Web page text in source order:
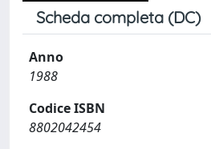
Scheda completa (DC)
Anno
1988
Codice ISBN
8802042454